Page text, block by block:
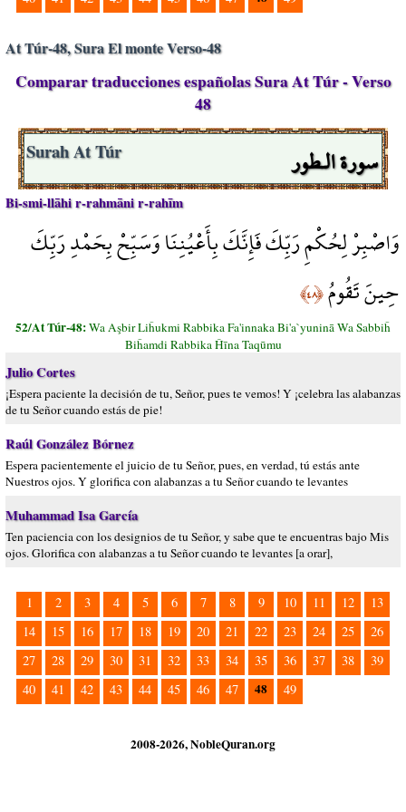
At Túr-48, Sura El monte Verso-48
Comparar traducciones españolas Sura At Túr - Verso
48
سورة الـطور Surah At Túr
Bi-smi-llāhi r-rahmāni r-rahīm
وَاصْبِرْ لِحُكْمِ رَبِّكَ فَإِنَّكَ بِأَعْيُنِنَا وَسَبِّحْ بِحَمْدِ رَبِّكَ
حِينَ تَقُومُ﴿٤٨﴾
52/At Túr-48:Wa Aşbir Liĥukmi Rabbika Fa'innaka Bi'a`yuninā Wa Sabbiĥ
Biĥamdi Rabbika Ĥīna Taqūmu
Julio Cortes
¡Espera paciente la decisión de tu, Señor, pues te vemos! Y ¡celebra las alabanzas
de tu Señor cuando estás de pie!
Raúl González Bórnez
Espera pacientemente el juicio de tu Señor, pues, en verdad, tú estás ante
Nuestros ojos. Y glorifica con alabanzas a tu Señor cuando te levantes
Muhammad Isa García
Ten paciencia con los designios de tu Señor, y sabe que te encuentras bajo Mis
ojos. Glorifica con alabanzas a tu Señor cuando te levantes [a orar],
1 2 3 4 5 6 7 8 9 10 11 12
13
14
15 16 17 18 19 20 21 22 23 24 25
26
27
28 29 30 31 32 33 34 35 36 37 38
39
40
41 42 43 44 45 46 47 48 49
2008-2026, NobleQuran.org